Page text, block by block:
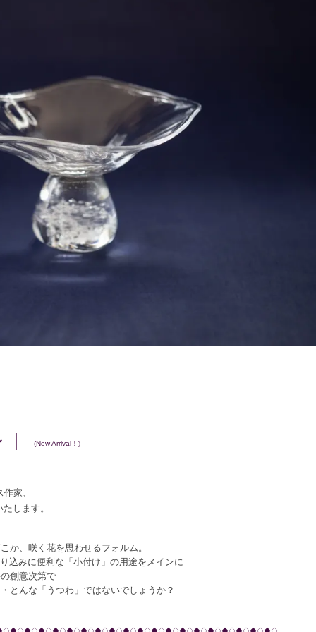
(New Arrival！)
家、
します。
か、咲く花を思わせるフォルム。
込みに便利な「小付け」の用途をメインに
創意次第で
とんな「うつわ」ではないでしょうか？